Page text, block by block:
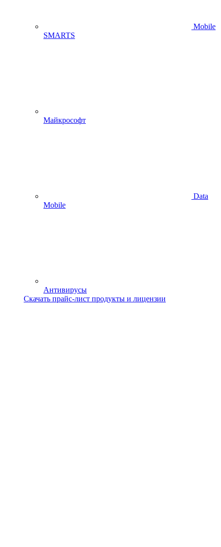
Mobile
SMARTS
Майкрософт
Data
Mobile
Антивирусы
Скачать прайс-лист продукты и лицензии